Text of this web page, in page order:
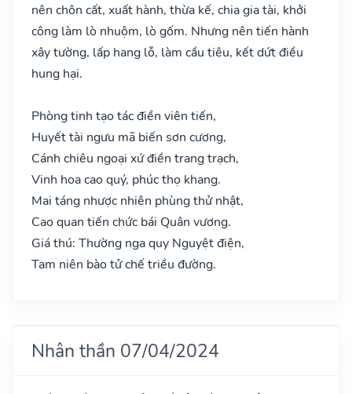
nên chôn cất, xuất hành, thừa kế, chia gia tài, khởi
công làm lò nhuộm, lò gốm. Nhưng nên tiến hành
xây tường, lấp hang lỗ, làm cầu tiêu, kết dứt điều
hung hại.
Phòng tinh tạo tác điền viên tiến,
Huyết tài ngưu mã biến sơn cương,
Cánh chiêu ngoại xứ điền trang trạch,
Vinh hoa cao quý, phúc thọ khang.
Mai táng nhược nhiên phùng thử nhật,
Cao quan tiến chức bái Quân vương.
Giá thú: Thường nga quy Nguyệt điện,
Tam niên bào tử chế triều đường.
Nhân thần 07/04/2024